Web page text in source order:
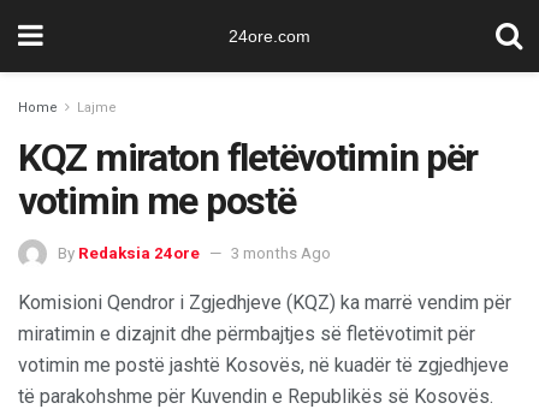
24ore.com
Home Lajme
KQZ miraton fletëvotimin për
votimin me postë
By Redaksia 24ore 3 months Ago
Komisioni Qendror i Zgjedhjeve (KQZ) ka marrë vendim për
miratimin e dizajnit dhe përmbajtjes së fletëvotimit për
votimin me postë jashtë Kosovës, në kuadër të zgjedhjeve
të parakohshme për Kuvendin e Republikës së Kosovës.